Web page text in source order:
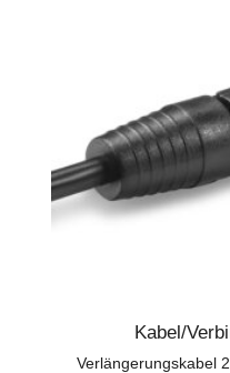
Kabel/
Verlängerungskabel